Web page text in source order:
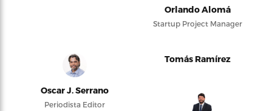
Orlando Alomá
Startup Project Manager
Oscar J. Serrano
Periodista Editor
Tomás Ramírez